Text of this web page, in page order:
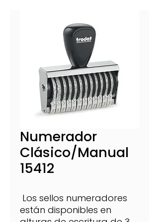
Numerador
Clásico/Manual
15412
Los sellos numeradores
están disponibles en